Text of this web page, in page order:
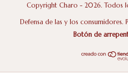
Copyright Charo - 2026. Todos
Defensa de las y los consumidores.
Botón de